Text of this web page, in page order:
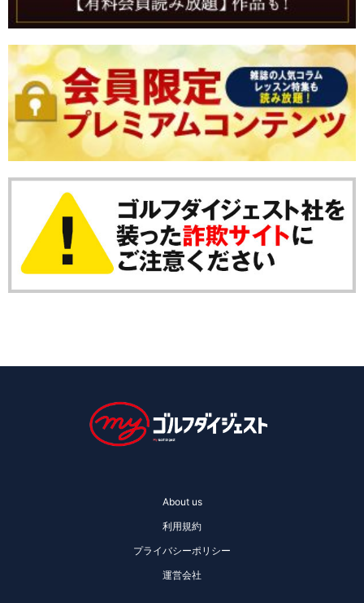
About us
利用規約
プライバシーポリシー
運営会社